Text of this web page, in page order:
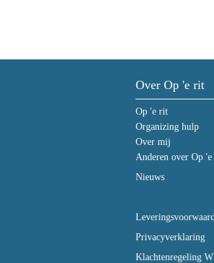
Over Op 'e rit
Op 'e rit
Organizing hulp
Over mij
Anderen over Op
Nieuws
Privacyverklaring
Klachtenregeling